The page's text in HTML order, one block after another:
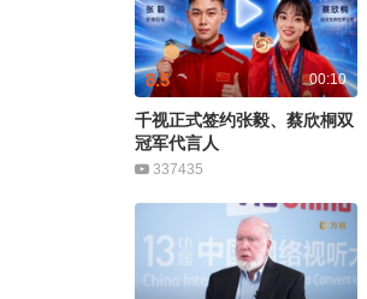
00:10
8.5
千视正式签约张毅、蔡欣桐双
冠军代言人
337435